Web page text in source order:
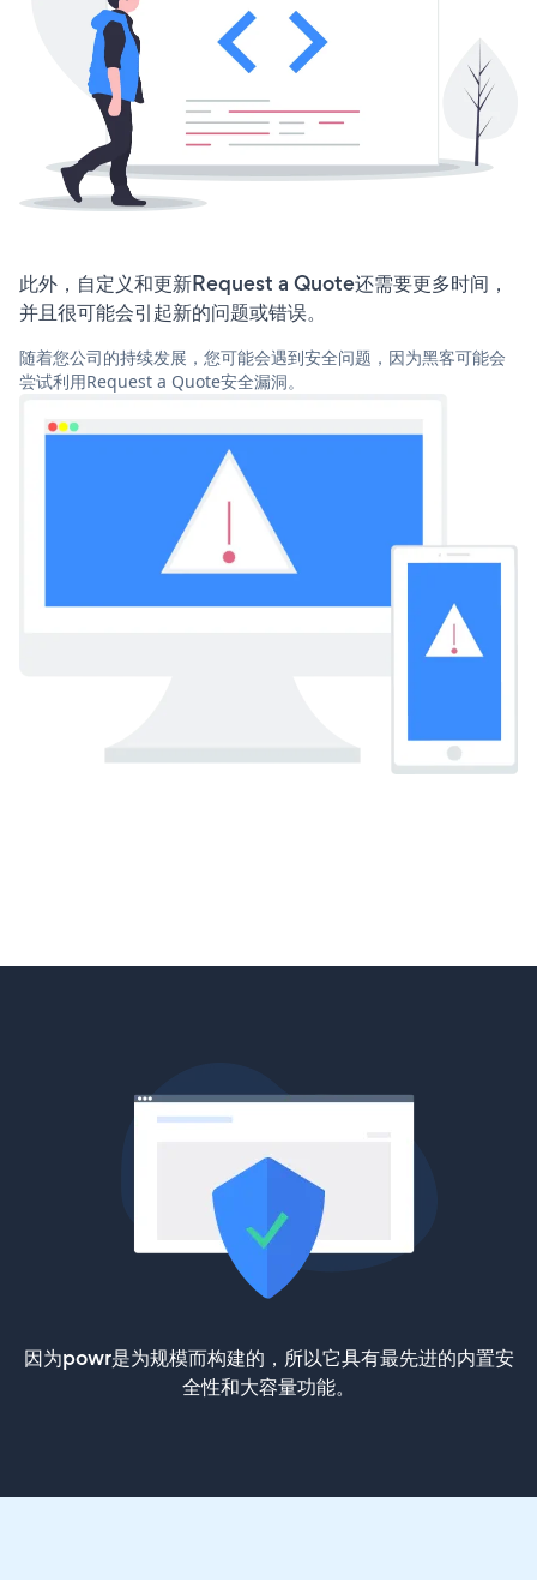
此外，自定义和更新Request a Quote还需要更多时间，
并且很可能会引起新的问题或错误。
随着您公司的持续发展，您可能会遇到安全问题，因为黑客可能会
尝试利用Request a Quote安全漏洞。
因为powr是为规模而构建的，所以它具有最先进的内置安
全性和大容量功能。